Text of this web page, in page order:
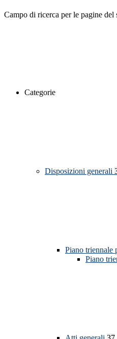
Campo di ricerca per le pagine del
Categorie
Disposizioni generali
Piano triennale
Piano